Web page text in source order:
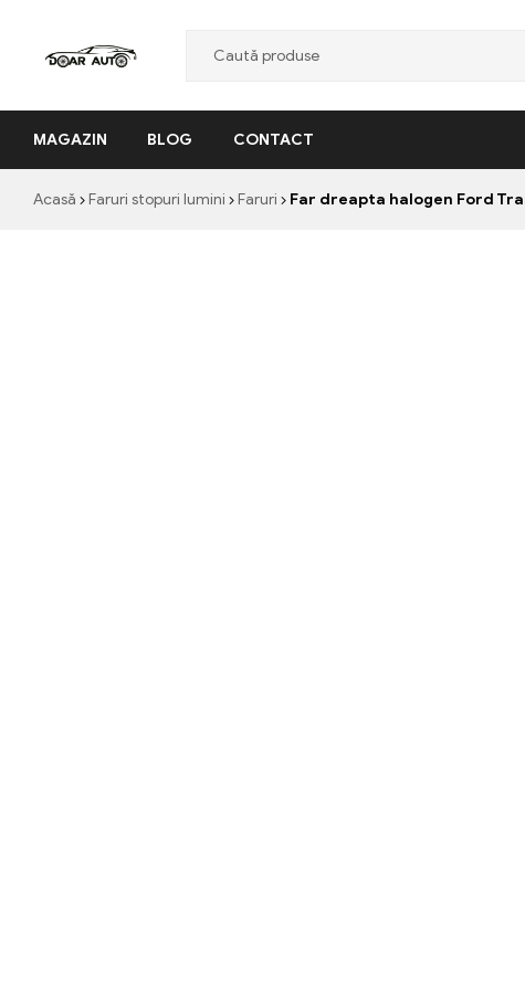
Auto
"Nascut
MAGAZIN BLOG CONTACT
Acasă Faruri stopuri lumini Faruri Far dreapta halogen Ford